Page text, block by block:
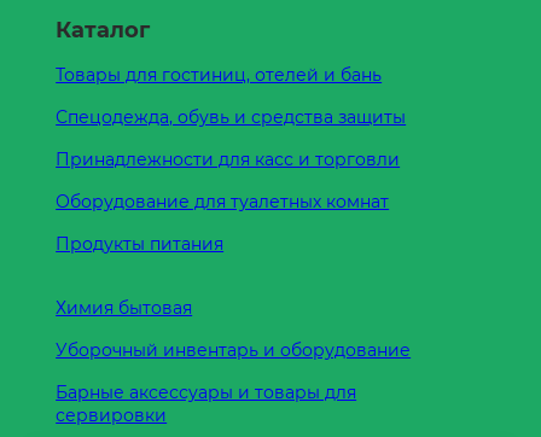
Каталог
Товары для гостиниц, отелей и бань
Спецодежда, обувь и средства защиты
Принадлежности для касс и торговли
Оборудование для туалетных комнат
Продукты питания
Химия бытовая
Уборочный инвентарь и оборудование
Барные аксессуары и товары для
сервировки